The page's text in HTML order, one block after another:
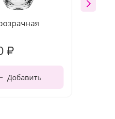
₽
Добавить